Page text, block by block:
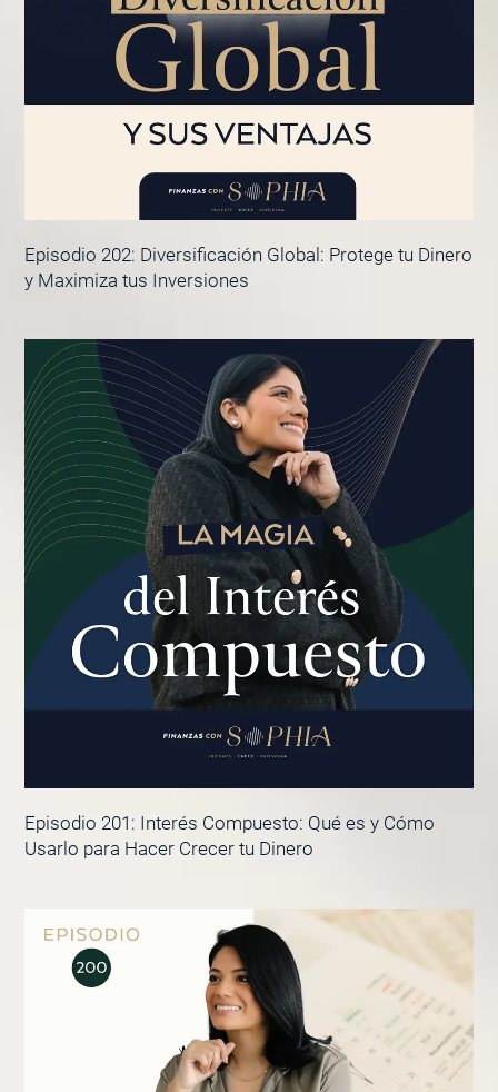
Episodio 202: Diversificación Global: Protege tu Dinero
y Maximiza tus Inversiones
Episodio 201: Interés Compuesto: Qué es y Cómo
Usarlo para Hacer Crecer tu Dinero